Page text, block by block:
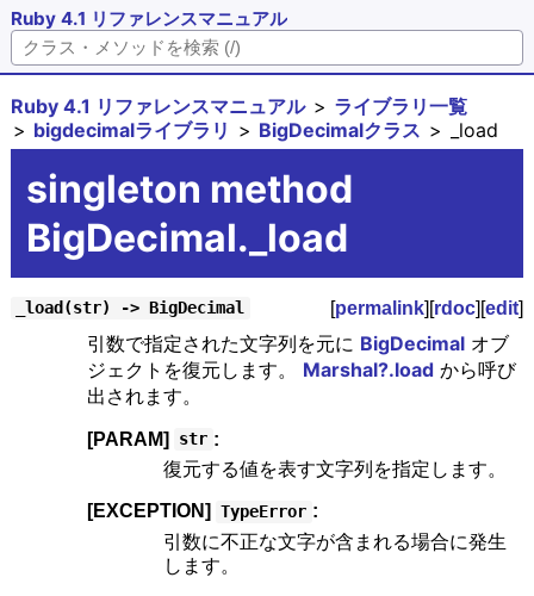
Ruby 4.1 リファレンスマニュアル
Ruby 4.1 リファレンスマニュアル
ライブラリ一覧
bigdecimalライブラリ
BigDecimalクラス _load
singleton method
BigDecimal._load
_load(str) -> BigDecimal [permalink][rdoc][edit]
引数で指定された文字列を元に BigDecimalオブ
ジェクトを復元します。 Marshal?.loadから呼び
出されます。
[PARAM] str :
復元する値を表す文字列を指定します。
[EXCEPTION] TypeError :
引数に不正な文字が含まれる場合に発生
します。